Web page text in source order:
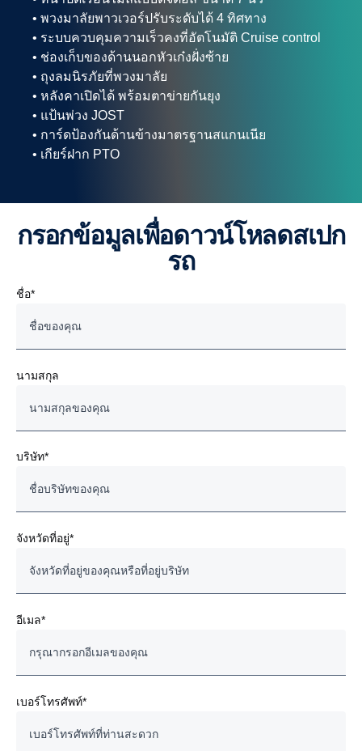
• พวงมาลัยพาวเวอร์ปรับระดับได้ 4 ทิศทาง
• ระบบควบคุมความเร็วคงที่อัตโนมัติ Cruise control
• ช่องเก็บของด้านนอกหัวเก๋งฝั่งซ้าย
• ถุงลมนิรภัยที่พวงมาลัย
• หลังคาเปิดได้ พร้อมตาข่ายกันยุง
• แป้นพ่วง JOST
• การ์ดป้องกันด้านข้างมาตรฐานสแกนเนีย
• เกียร์ฝาก PTO
กรอกข้อมูลเพื่อดาวน์โหลดสเปก
รถ
ชื่อ*
นามสกุล
บริษัท*
จังหวัดที่อยู่*
อีเมล*
เบอร์โทรศัพท์*